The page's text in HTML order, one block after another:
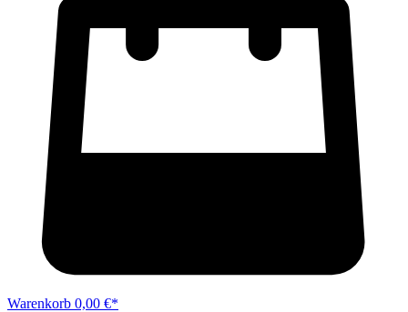
Warenkorb 0,00 €*